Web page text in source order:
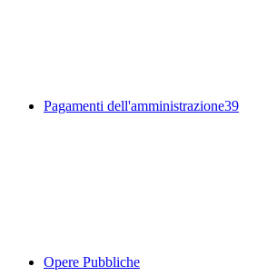
Pagamenti dell'amministrazione39
Opere Pubbliche